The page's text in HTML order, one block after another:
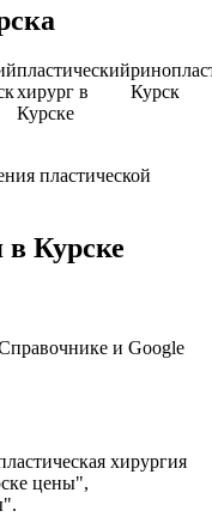
пластический
хирург в
Курске
Курск
пластической
в Курске
и Google
хирургия
цены",